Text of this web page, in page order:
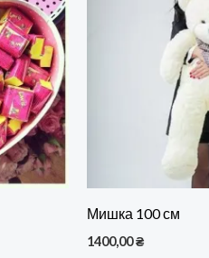
Мишка 100 см
1400,00₴